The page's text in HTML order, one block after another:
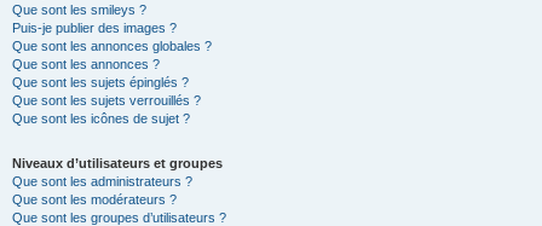
Que sont les smileys ?
Puis-je publier des images ?
Que sont les annonces globales ?
Que sont les annonces ?
Que sont les sujets épinglés ?
Que sont les sujets verrouillés ?
Que sont les icônes de sujet ?
Niveaux d’utilisateurs et groupes
Que sont les administrateurs ?
Que sont les modérateurs ?
Que sont les groupes d’utilisateurs ?